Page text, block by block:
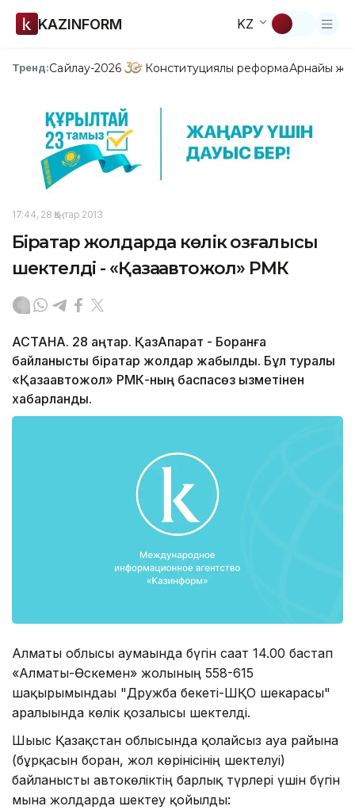
KAZINFORM KZ
Тренд:Сайлау-2026 Конституциялық реформаАрнайы
17:44, 28 Қаңтар 2013
Бірқатар жолдарда көлік қозғалысы
шектелді - «Қазақавтожол» РМК
АСТАНА. 28 қаңтар. ҚазАқпарат - Боранға
байланысты бірқатар жолдар жабылды. Бұл туралы
«Қазақавтожол» РМК-ның баспасөз қызметінен
хабарланды.
Алматы облысы аумағында бүгін сағат 14.00 бастап
«Алматы-Өскемен» жолының 558-615
шақырымындағы "Дружба бекеті-ШҚО шекарасы"
аралығында көлік қозғалысы шектелді.
Шығыс Қазақстан облысында қолайсыз ауа райына
(бұрқасын боран, жол көрінісінің шектелуі)
байланысты автокөліктің барлық түрлері үшін бүгін
мына жолдарда шектеу қойылды: